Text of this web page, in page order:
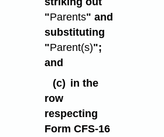
"Parents" and
substituting
"Parent(s)";
and
(c) in the
row
respecting
Form CFS-16